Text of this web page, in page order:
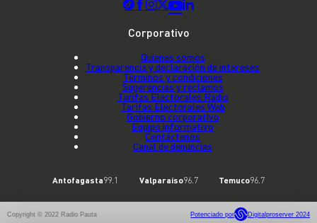
Corporativo
Quienes somos
Transparencia y declaración de intereses
Términos y condiciones
Sugerencias y reclamos
Tarifas Electorales Radio
Tarifas Electorales Web
Gobierno corporativo
Equipo informativo
Contáctenos
Canal de denuncias
Antofagasta99.1 Valparaíso96.7 Temuco96.7
Copyright © 2022 Radio Pauta Potenciado por Digitalproserver 2024